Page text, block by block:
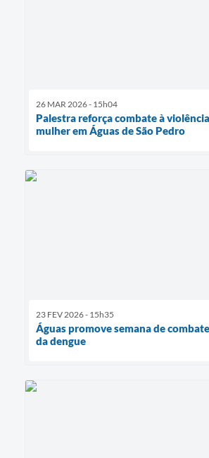
26 MAR 2026 - 15h04
Palestra reforça combate à
mulher em Águas de São Pedro
23 FEV 2026 - 15h35
Águas promove semana de
da dengue